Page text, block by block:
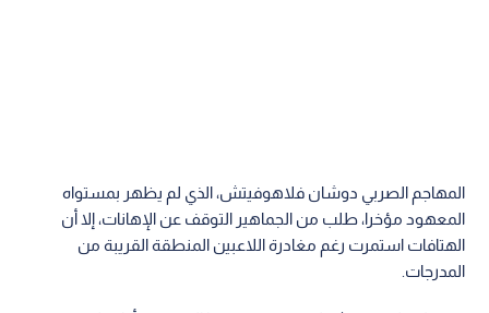
المهاجم الصربي دوشان فلاهوفيتش، الذي لم يظهر بمستواه
المعهود مؤخرا، طلب من الجماهير التوقف عن الإهانات، إلا أن
الهتافات استمرت رغم مغادرة اللاعبين المنطقة القريبة من
المدرجات.